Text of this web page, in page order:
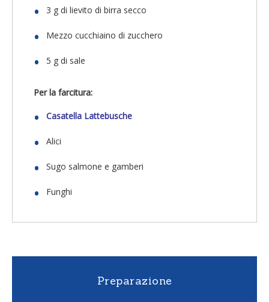
3 g di lievito di birra secco
Mezzo cucchiaino di zucchero
5 g di sale
Per la farcitura:
Casatella Lattebusche
Alici
Sugo salmone e gamberi
Funghi
Preparazione